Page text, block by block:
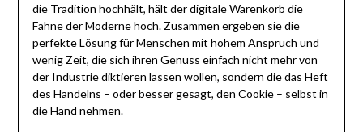
die Tradition hochhält, hält der digitale Warenkorb die
Fahne der Moderne hoch. Zusammen ergeben sie die
perfekte Lösung für Menschen mit hohem Anspruch und
wenig Zeit, die sich ihren Genuss einfach nicht mehr von
der Industrie diktieren lassen wollen, sondern die das Heft
des Handelns – oder besser gesagt, den Cookie – selbst in
die Hand nehmen.